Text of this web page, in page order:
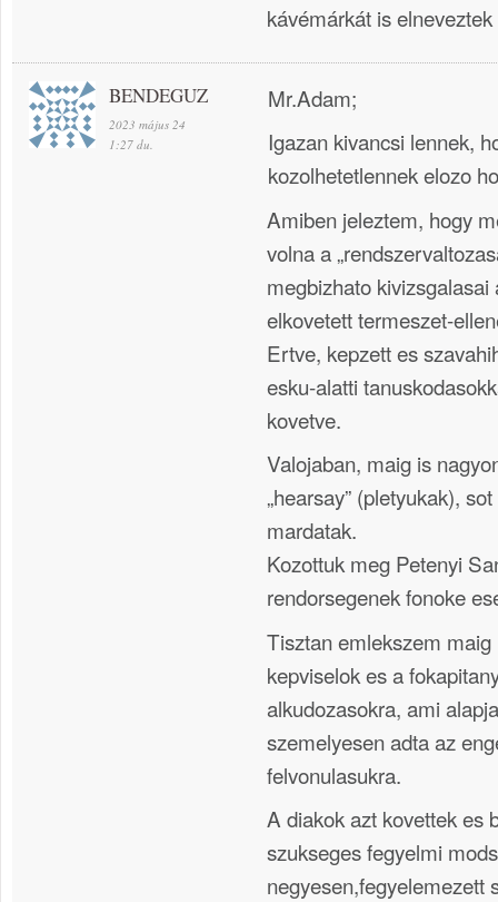
kávémárkát is elneveztek
BENDEGUZ
2023 május 24
1:27 du.
Mr.Adam;
Igazan kivancsi lennek,
kozolhetetlennek elozo
Amiben jeleztem, hogy
volna a
megbizhato
elkovetett termeszet-
Ertve, kepzett es
esku-alatti
kovetve.
Valojaban, maig is
„hearsay” (pletyukak),
mardatak.
Kozottuk meg Petenyi
rendorsegenek fonoke
Tisztan emlekszem
kepviselok es a
alkudozasokra, ami
szemelyesen adta az
felvonulasukra.
A diakok azt kovettek es
szukseges fegyelmi
negyesen,fegyelemezett